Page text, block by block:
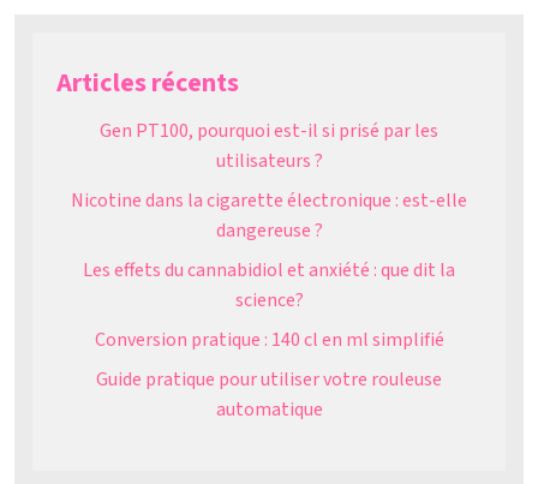
Articles récents
Gen PT100, pourquoi est-il si prisé par les
utilisateurs ?
Nicotine dans la cigarette électronique : est-elle
dangereuse ?
Les effets du cannabidiol et anxiété : que dit la
science?
Conversion pratique : 140 cl en ml simplifié
Guide pratique pour utiliser votre rouleuse
automatique